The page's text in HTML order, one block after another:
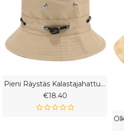
Pieni Räystäs Kalastajahattu Rakennustyömaalla Pölytiivis Hengittävä Hattu Miehille Muoti
€18.40